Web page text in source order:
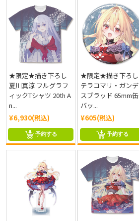
★限定★描き下ろし
夏川真涼 フルグラフ
ィックTシャツ 20th A
n...
¥6,930(税込)
予約する
★限定★描き下ろし
テラコマリ・ガンデ
スブラッド 65mm缶
バッ...
¥605(税込)
予約する